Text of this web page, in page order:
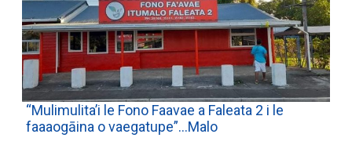
“Mulimulita’i le Fono Faavae a Faleata 2 i le
faaaogāina o vaegatupe”…Malo